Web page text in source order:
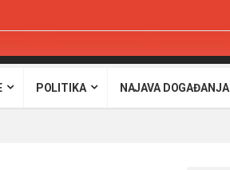
POLITIKA NAJAVA DOGAĐANJA